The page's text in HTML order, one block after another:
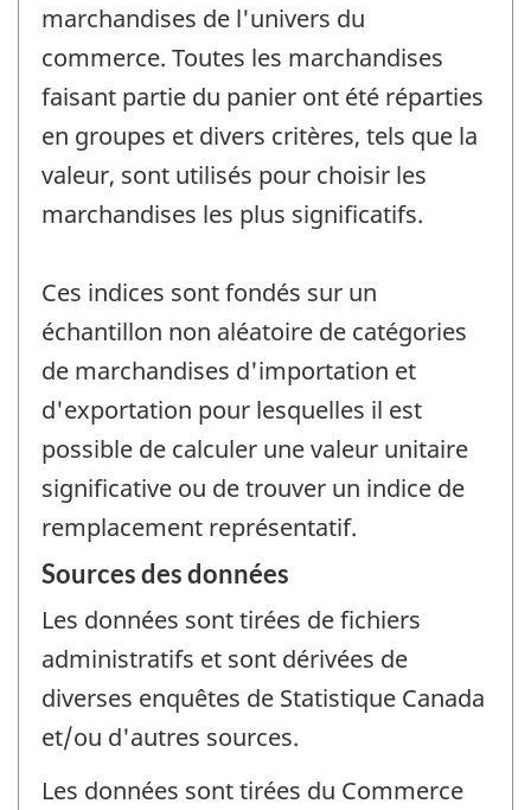
marchandises de l'univers du
commerce. Toutes les marchandises
faisant partie du panier ont été réparties
en groupes et divers critères, tels que la
valeur, sont utilisés pour choisir les
marchandises les plus significatifs.
Ces indices sont fondés sur un
échantillon non aléatoire de catégories
de marchandises d'importation et
d'exportation pour lesquelles il est
possible de calculer une valeur unitaire
significative ou de trouver un indice de
remplacement représentatif.
Sources des données
Les données sont tirées de fichiers
administratifs et sont dérivées de
diverses enquêtes de Statistique Canada
et/ou d'autres sources.
Les données sont tirées du Commerce